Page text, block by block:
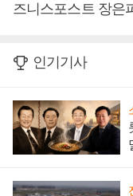
즈니스포스트 장은
인기기사